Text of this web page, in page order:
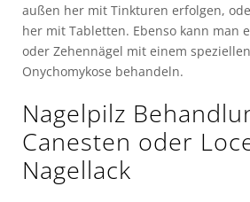
außen her mit Tinkturen erfolgen,
her mit Tabletten. Ebenso kann man
oder Zehennägel mit einem
Onychomykose behandeln.
Nagelpilz
Canesten oder
Nagellack